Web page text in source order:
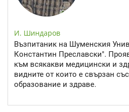
И. Шиндаров
Възпитаник на Шуменския
Константин Преславски".
към всякакви медицински и
видните от които е свързан
образование и здраве.